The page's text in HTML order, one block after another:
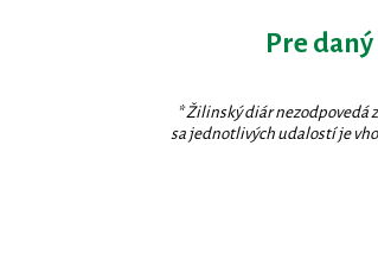
Pre
* Žilinský diár nezodpovedá
sa jednotlivých udalostí je